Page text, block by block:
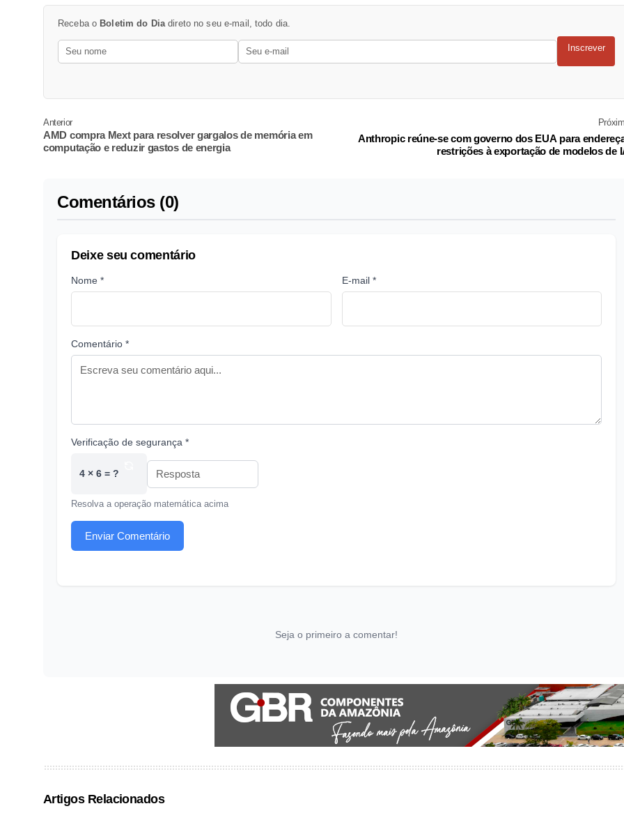
Receba o Boletim do Dia direto no seu e-mail, todo dia.
Inscrever
Anterior
AMD compra Mext para resolver gargalos de memória em
computação e reduzir gastos de energia
Anthropic reúne-se com governo dos EUA para
restrições à exportação de modelos de
Comentários (0)
Deixe seu comentário
Nome * E-mail *
Comentário *
Verificação de segurança *
4 × 6 = ?
Resolva a operação matemática acima
Enviar Comentário
Seja o primeiro a comentar!
Artigos Relacionados